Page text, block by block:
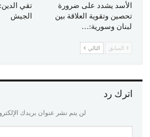
الأسد يشدد على ضرورة
تحصين وتقوية العلاقة بين
لبنان وسورية:…
تقي
الجيش
السابق التالي
اترك رد
لن يتم نشر عنوان بريدك